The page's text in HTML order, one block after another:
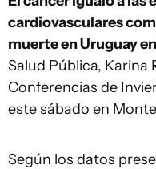
cardiovasculares
muerte en Uruguay
Salud Pública, Karina
Conferencias de
este sábado en
Según los datos